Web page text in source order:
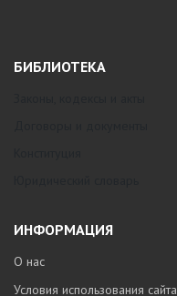
БИБЛИОТЕКА
ИНФОРМАЦИЯ
О нас
Условия использования сайта